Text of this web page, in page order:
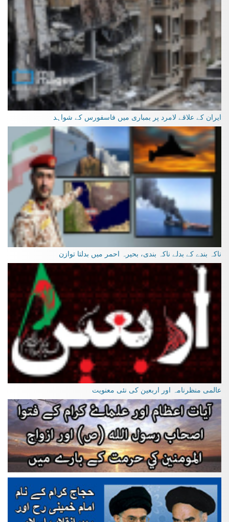
ایران کے علاقے لامرد پر بمباری میں فاسفورس کے شواہد
ناکہ بندے کے بدلے ناکہ بندی، بحیرہ احمر میں بدلتا توازن
عالمی منظرنامہ اور اربعین کی نئی معنویت